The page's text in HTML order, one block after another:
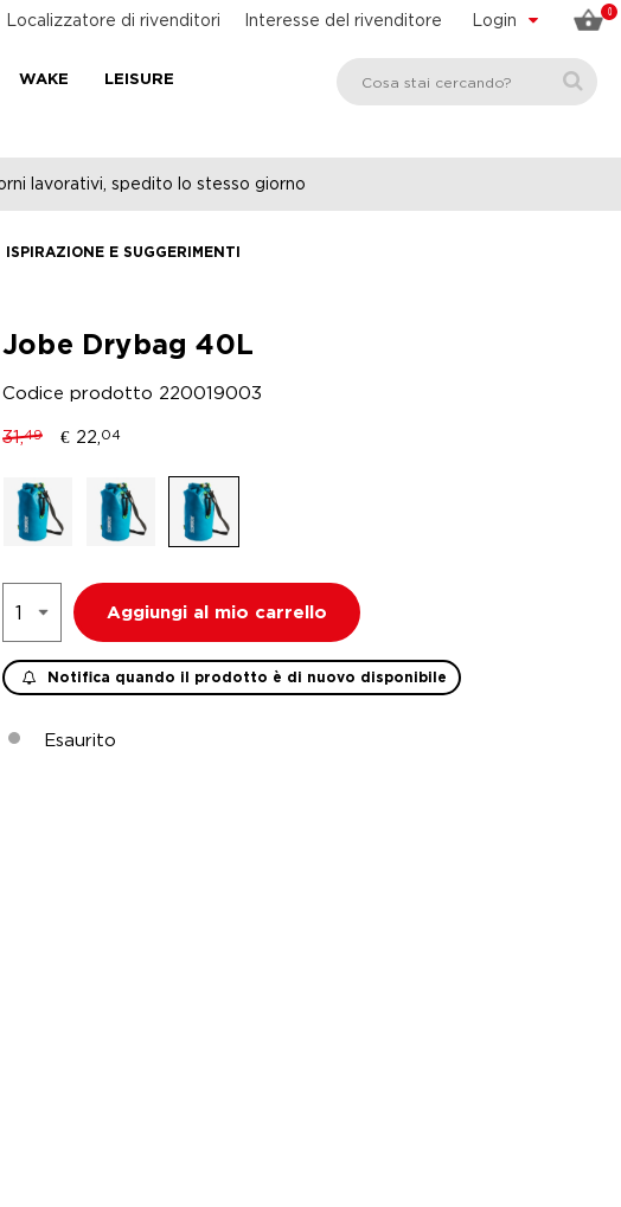
0
Login
Interesse del rivenditore
Localizzatore di rivenditori
WAKE LEISURE
lavorativi, spedito lo stesso giorno
ISPIRAZIONE E SUGGERIMENTI
Jobe Drybag 40L
Codice prodotto 220019003
31,49 € 22, 04
Aggiungi al mio carrello
Notifica quando il prodotto è di nuovo disponibile
Esaurito